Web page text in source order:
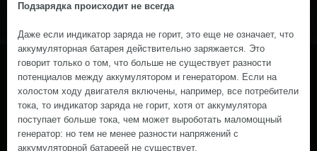
Подзарядка происходит не всегда
Даже если индикатор заряда не горит, это еще не означает, что
аккумуляторная батарея действительно заряжается. Это
говорит только о том, что больше не существует разности
потенциалов между аккумулятором и генератором. Если на
холостом ходу двигателя включены, например, все потребители
тока, то индикатор заряда не горит, хотя от аккумулятора
поступает больше тока, чем может выроботать маломощный
генератор: но тем не менее разности напряжений с
аккумуляторной батареей не существует.